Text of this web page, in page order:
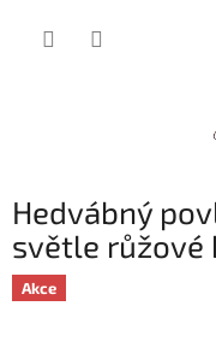
Hedvábný
světle růžové
Akce